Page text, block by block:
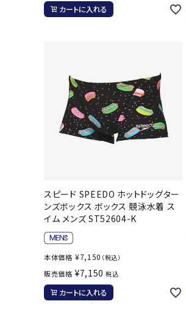
カートに入れる
スピード SPEEDO ホットドッグター
ンズボックス ボックス 競泳水着 ス
イム メンズ ST52604-K
本体価格 ¥7,150 （税込）
販売価格 ¥7,150 税込
カートに入れる